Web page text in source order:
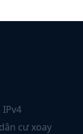
cư xoay